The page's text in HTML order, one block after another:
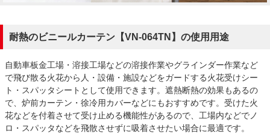
耐熱のビニールカーテン【VN-064TN】の使用用途
自動車板金工場・溶接工場などの溶接作業やグラインダー作業など
で飛び散る火花から人・設備・施設などをガードする火花受けシー
ト・スパッタシートとして使用できます。遮熱断熱の効果もあるの
で、炉前カーテン・徐冷用カバーなどにもおすすめです。受けた火
花などを付着させて受け止める機能性があるので、工場内などでノ
ロ・スパッタなどを飛散させずに吸着させたい場合に最適です。